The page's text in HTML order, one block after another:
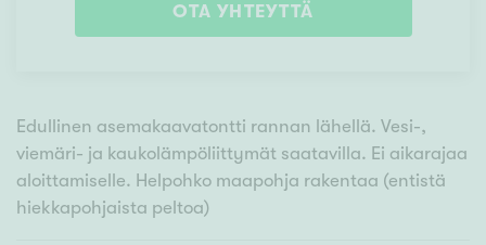
OTA YHTEYTTÄ
Edullinen asemakaavatontti rannan lähellä. Vesi-,
viemäri- ja kaukolämpöliittymät saatavilla. Ei aikarajaa
aloittamiselle. Helpohko maapohja rakentaa (entistä
hiekkapohjaista peltoa)